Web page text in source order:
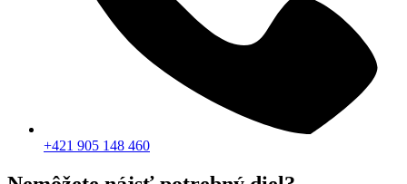
+421 905 148 460